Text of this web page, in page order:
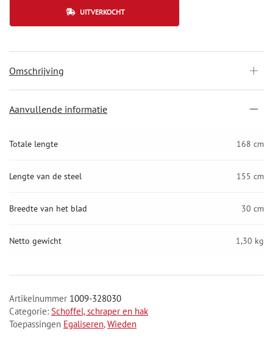
UITVERKOCHT
Omschrijving
Aanvullende informatie
Totale lengte 168 cm
Lengte van de steel 155 cm
Breedte van het blad 30 cm
Netto gewicht 1,30 kg
Artikelnummer 1009-328030
Categorie: Schoffel, schraper en hak
Toepassingen Egaliseren,Wieden